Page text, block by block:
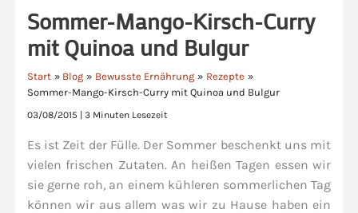
Sommer-Mango-Kirsch-Curry
mit Quinoa und Bulgur
Start Blog Bewusste Ernährung
Rezepte
Sommer-Mango-Kirsch-Curry mit Quinoa und Bulgur
03/08/2015 3 Minuten Lesezeit
Es ist Zeit der Fülle. Der Sommer beschenkt uns mit
vielen frischen Zutaten. An heißen Tagen essen wir
sie gerne roh, an einem kühleren sommerlichen Tag
können wir aus allem was wir zu Hause haben ein